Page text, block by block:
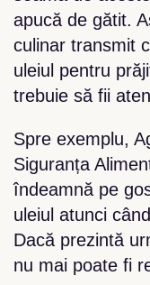
apucă de gătit.
culinar transmit
uleiul pentru
trebuie să fii
Spre exemplu,
Siguranța
îndeamnă pe
uleiul atunci
Dacă prezintă
nu mai poate fi